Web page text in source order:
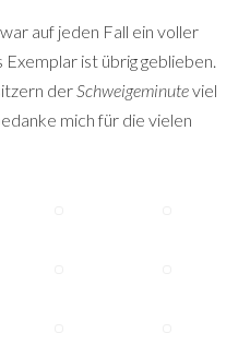
war auf jeden Fall ein voller
Exemplar ist übrig geblieben.
derSchweigeminuteviel
mich für die vielen